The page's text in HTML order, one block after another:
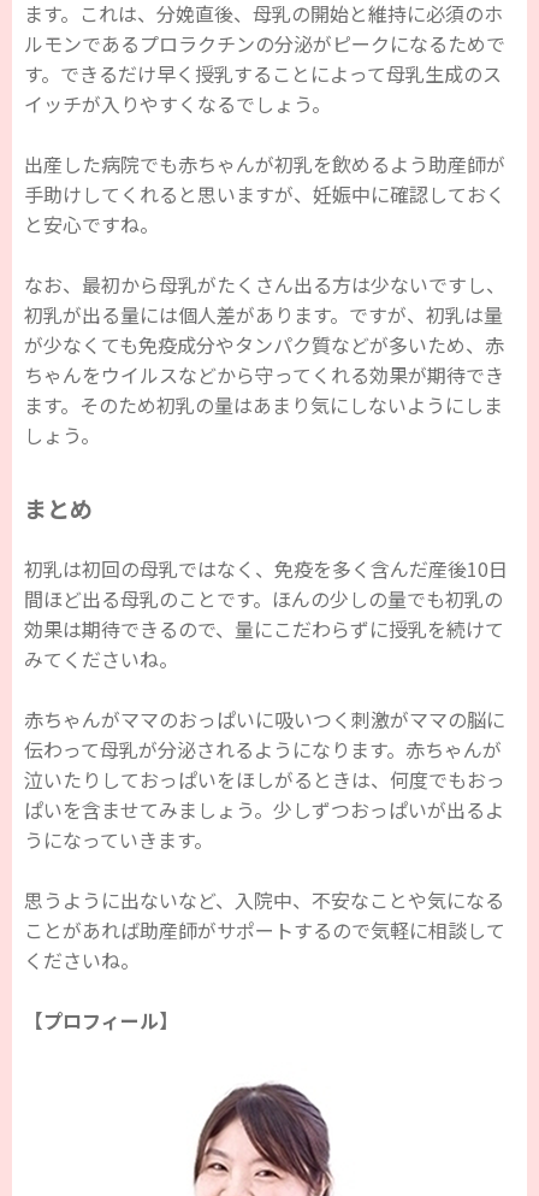
ます。これは、分娩直後、母乳の開始と維持に必須のホ
ルモンであるプロラクチンの分泌がピークになるためで
す。できるだけ早く授乳することによって母乳生成のス
イッチが入りやすくなるでしょう。
出産した病院でも赤ちゃんが初乳を飲めるよう助産師が
手助けしてくれると思いますが、妊娠中に確認しておく
と安心ですね。
なお、最初から母乳がたくさん出る方は少ないですし、
初乳が出る量には個人差があります。ですが、初乳は量
が少なくても免疫成分やタンパク質などが多いため、赤
ちゃんをウイルスなどから守ってくれる効果が期待でき
ます。そのため初乳の量はあまり気にしないようにしま
しょう。
まとめ
初乳は初回の母乳ではなく、免疫を多く含んだ産後10日
間ほど出る母乳のことです。ほんの少しの量でも初乳の
効果は期待できるので、量にこだわらずに授乳を続けて
みてくださいね。
赤ちゃんがママのおっぱいに吸いつく刺激がママの脳に
伝わって母乳が分泌されるようになります。赤ちゃんが
泣いたりしておっぱいをほしがるときは、何度でもおっ
ぱいを含ませてみましょう。少しずつおっぱいが出るよ
うになっていきます。
思うように出ないなど、入院中、不安なことや気になる
ことがあれば助産師がサポートするので気軽に相談して
くださいね。
【プロフィール】